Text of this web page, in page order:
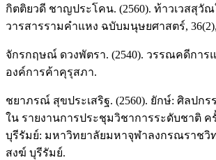
กิตติยวดี ชาญประโคน. (2560). ท้าวเวสสุวั
วารสารรามคำแหง ฉบับมนุษยศาสตร์, 36(2),
จักรกฤษณ์ ดวงพัตรา. (2540). วรรณคดีการ
องค์การค้าคุรุสภา.
ชยาภรณ์ สุขประเสริฐ. (2560). ยักษ์: ศิลปก
ใน รายงานการประชุมวิชาการระดับชาติ ครั้
บุรีรัมย์: มหาวิทยาลัยมหาจุฬาลงกรณราชวิ
สงฆ์ บุรีรัมย์.